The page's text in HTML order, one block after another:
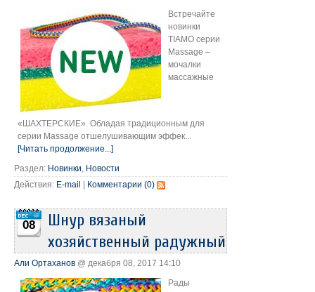
Встречайте
новинки
TIAMO серии
Massage –
мочалки
массажные
«ШАХТЕРСКИЕ». Обладая традиционным для
серии Massage отшелушивающим эффек...
[Читать продолжение...]
Раздел: Новинки Новости
Действия: E-mail | Комментарии (0)
08
Шнур вязаный
хозяйственный радужный
Али Ортаханов @ декабря 08, 2017 14:10
Рады